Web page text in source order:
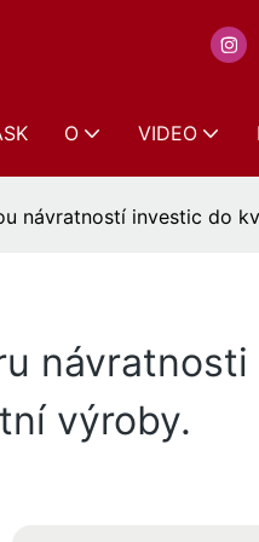
O VIDEO
návratností investic do
návratnosti
výroby.